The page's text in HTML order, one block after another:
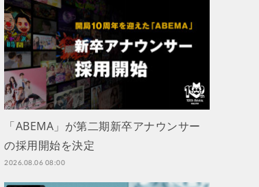
「ABEMA」が第二期新卒アナウンサー
の採用開始を決定
2026.08.06 08:00